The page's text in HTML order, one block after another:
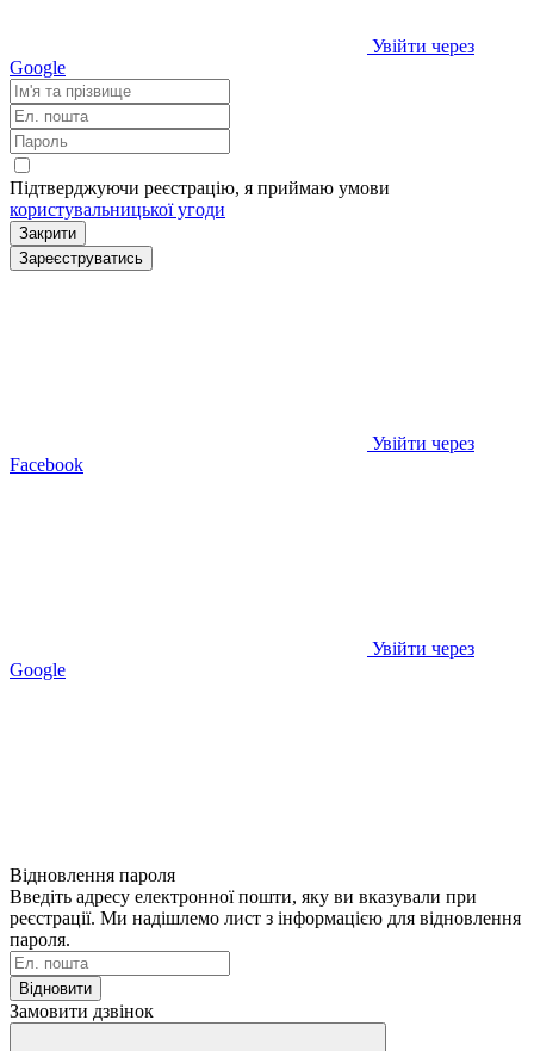
Увійти через
Google
Підтверджуючи реєстрацію, я приймаю умови
користувальницької угоди
Закрити
Зареєструватись
Увійти через
Facebook
Увійти через
Google
Відновлення пароля
Введіть адресу електронної пошти, яку ви вказували при
реєстрації. Ми надішлемо лист з інформацією для відновлення
пароля.
Відновити
Замовити дзвінок